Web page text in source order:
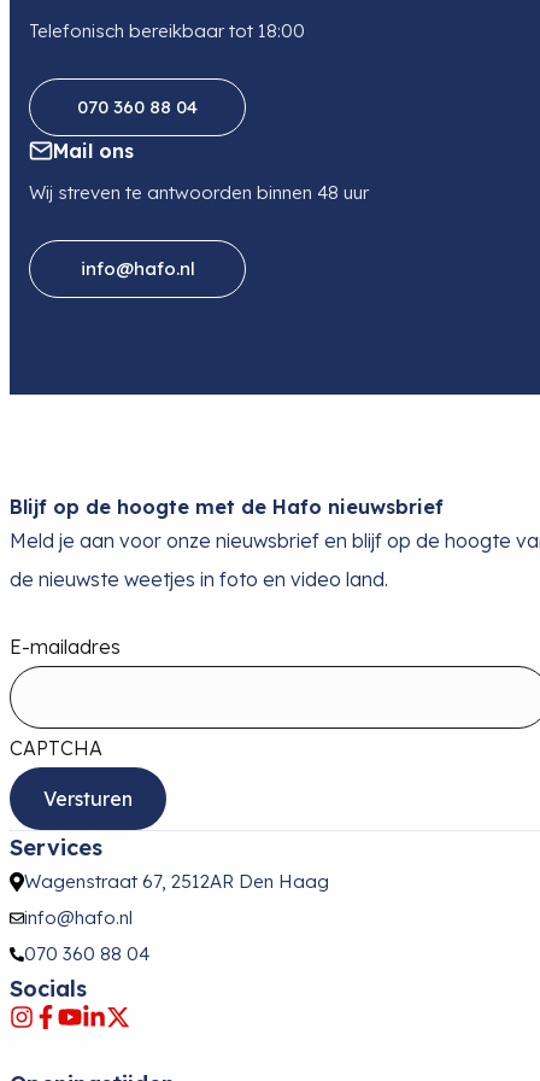
Telefonisch bereikbaar tot 18:00
070 360 88 04
Mail ons
Wij streven te antwoorden binnen 48 uur
info@hafo.nl
Blijf op de hoogte met de Hafo nieuwsbrief
Meld je aan voor onze nieuwsbrief en blijf op de hoogte
de nieuwste weetjes in foto en video land.
E-mailadres
CAPTCHA
Services
Wagenstraat 67, 2512AR Den Haag
info@hafo.nl
070 360 88 04
Socials